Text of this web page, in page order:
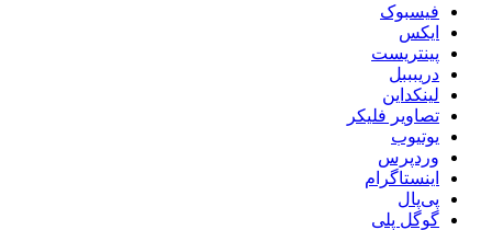
فیسبوک
ایکس
پینتریست
دریبببل
لینکداین
تصاویر فلیکر
یوتیوب
وردپرس
اینستاگرام
پی‌پال
گوگل پلی